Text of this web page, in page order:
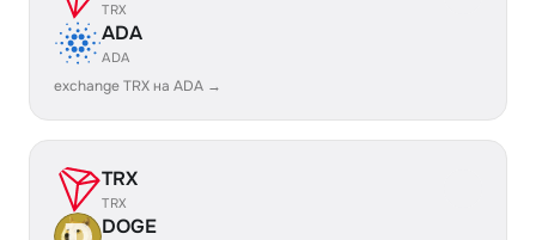
TRX
ADA
ADA
exchange TRX на ADA →
TRX
TRX
DOGE